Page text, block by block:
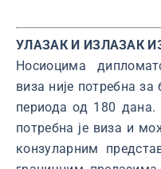
УЛАЗАК И ИЗЛАЗАК
Носиоцима
виза није потребна
периода од 180
потребна је виза и
конзуларним